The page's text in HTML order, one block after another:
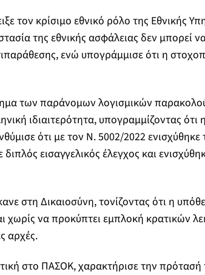
τον κρίσιμο εθνικό ρόλο της Εθνικής
της εθνικής ασφάλειας δεν μπορεί
ενώ υπογράμμισε ότι η
των παράνομων λογισμικών
ιδιαιτερότητα, υπογραμμίζοντας
ότι με τον Ν. 5002/2022 ενισχύθηκε
εισαγγελικός έλεγχος και
στη Δικαιοσύνη, τονίζοντας ότι η
χωρίς να προκύπτει εμπλοκή κρατικών
αρχές.
στο ΠΑΣΟΚ, χαρακτήρισε την πρότασή